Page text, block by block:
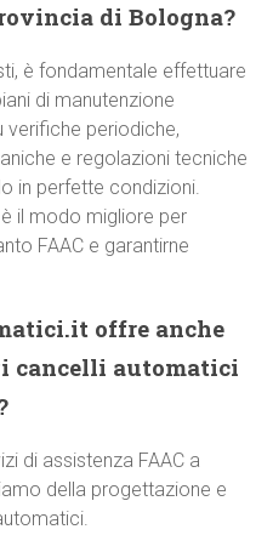
di Bologna?
è fondamentale effettuare
di manutenzione
verifiche periodiche,
e regolazioni tecniche
in perfette condizioni.
il modo migliore per
FAAC e garantirne
offre anche
cancelli automatici
di assistenza FAAC a
della progettazione e